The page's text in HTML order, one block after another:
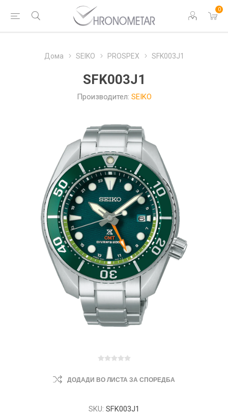
0
Дома SEIKO PROSPEX SFK003J1
SFK003J1
Производител: SEIKO
ДОДАДИ ВО ЛИСТА ЗА СПОРЕДБА
SKU: SFK003J1